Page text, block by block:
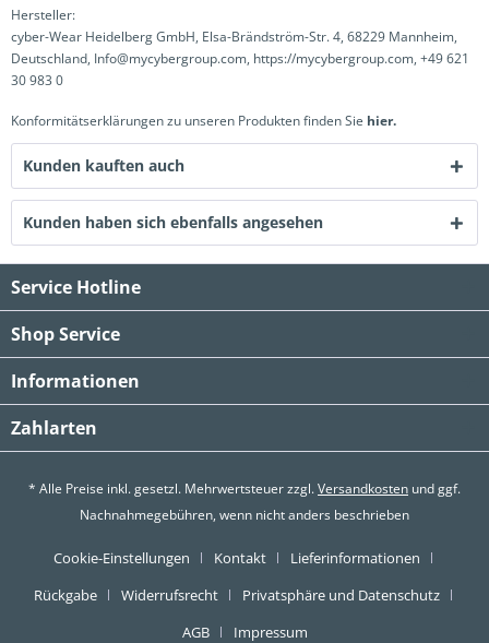
Hersteller:
cyber-Wear Heidelberg GmbH, Elsa-Brändström-Str. 4, 68229 Mannheim,
Deutschland, Info@mycybergroup.com, https://mycybergroup.com, +49 621
30 983 0
Konformitätserklärungen zu unseren Produkten finden Sie hier.
Kunden kauften auch
Kunden haben sich ebenfalls angesehen
Service Hotline
Shop Service
Informationen
Zahlarten
* Alle Preise inkl. gesetzl. Mehrwertsteuer zzgl.Versandkosten und ggf.
Nachnahmegebühren, wenn nicht anders beschrieben
Cookie-Einstellungen Kontakt
Lieferinformationen
Rückgabe
Widerrufsrecht
Privatsphäre und Datenschutz
AGB
Impressum